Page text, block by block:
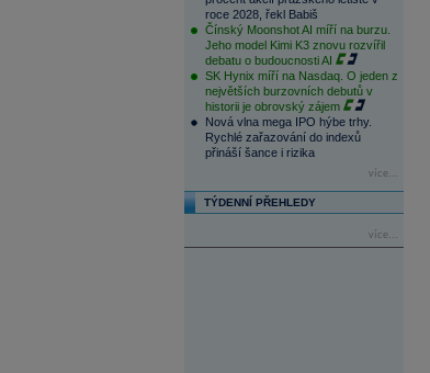
roce 2028, řekl Babiš
Čínský Moonshot AI míří na burzu.
Jeho model Kimi K3 znovu rozvířil
debatu o budoucnosti AI
SK Hynix míří na Nasdaq. O jeden z
největších burzovních debutů v
historii je obrovský zájem
Nová vlna mega IPO hýbe trhy.
Rychlé zařazování do indexů
přináší šance i rizika
více...
TÝDENNÍ PŘEHLEDY
více...